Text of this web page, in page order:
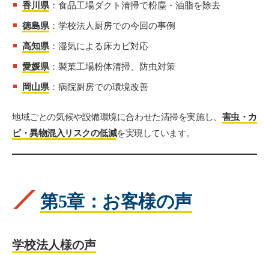
香川県 ：食品工場ダクト清掃で粉塵・油脂を除去
徳島県 ：学校法人厨房での今回の事例
高知県 ：湿気による床カビ対応
愛媛県 ：製菓工場粉体清掃、防虫対策
岡山県 ：病院厨房での環境改善
地域ごとの気候や設備環境に合わせた清掃を実施し、 害虫・カ
ビ・異物混入リスクの低減を実現しています。
第5章：お客様の声
学校法人様の声